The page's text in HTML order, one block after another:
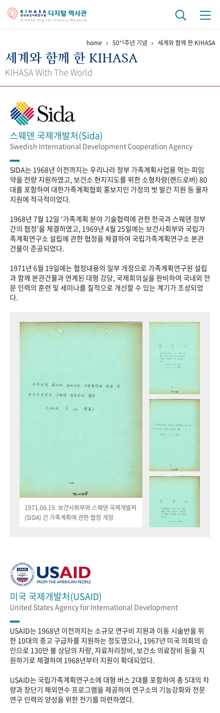
걸어온 길 기관 변천사 역대 기관장
정책과 연구 키워드로 보는 연구 역사
간행물 변천사
기록물 아카이브
사진 아카이브 문서 기록물 행정박물 영상 기록물
성과 50선 숫자로 보는 50년 50+1주년 광장
세계와 함께 한 KIHASA
VR 역사관
home 50+1주년 기념 세계와 함께 한 KIHASA
세계와 함께 한 KIHASA
KIHASA With The World
스웨덴 국제개발처(Sida)
Swedish International Development Cooperation Agency
SIDA는 1968년 이전까지는 우리나라 정부 가족계획사업용 먹는 피임
약을 전량 지원하였고, 보건소 현지지도를 위한 소형차량(랜드로버) 80
대를 포함하여 대한가족계획협회 홍보지인 가정의 벗 발간 지원 등 물자
지원에 적극적이었다.
1968년 7월 12일 ‘가족계획 분야 기술협력에 관한 한국과 스웨덴 정부
간의 협정’을 체결하였고, 1969년 4월 25일에는 보건사회부와 국립가
족계획연구소 설립에 관한 협정을 체결하여 국립가족계획연구소 본관
건물이 준공되었다.
1971년 6월 19일에는 협정내용의 일부 개정으로 가족계획연구원 설립
과 함께 본관건물과 연계된 대형 강당, 국제회의실을 완비하여 국내외 전
문 인력의 훈련 및 세미나를 질적으로 개선할 수 있는 계기가 조성되었
다.
1971.06.19. 보건사회부와 스웨덴 국제개발처
(SIDA) 간 가족계획에 관한 협정 개정
미국 국제개발처(USAID)
United States Agency for International Development
USAID는 1968년 이전까지는 소규모 연구비 지원과 이동 시술반을 위
한 10대의 중고 구급차를 지원하는 정도였으나, 1967년 미국 의회의 승
인으로 130만 불 상당의 차량, 자료처리장비, 보건소 의료장비 등을 지
원하기로 체결하여 1968년부터 지원이 확대되었다.
USAID는 국립가족계획연구소에 대형 버스 2대를 포함하여 총 5대의 차
량과 장단기 해외연수 프로그램을 제공하여 연구소의 기능강화와 전문
연구 인력의 양성을 위한 전기를 마련하였다.